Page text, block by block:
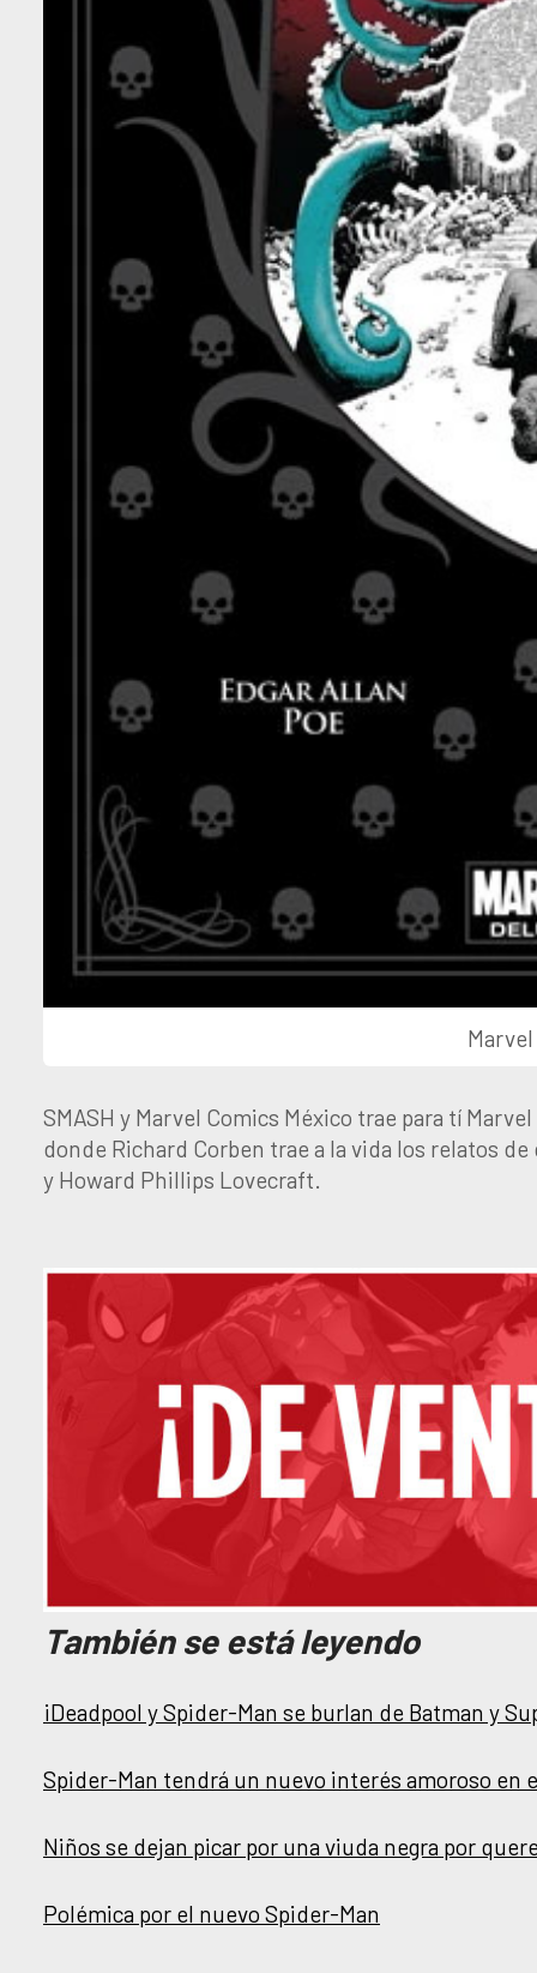
SMASH y Marvel Comics México trae para tí
donde Richard Corben trae a la vida los relatos
y Howard Phillips Lovecraft.
También se está leyendo
¡Deadpool y Spider-Man se burlan de Batman y
Spider-Man tendrá un nuevo interés amoroso en
Niños se dejan picar por una viuda negra por
Polémica por el nuevo Spider-Man